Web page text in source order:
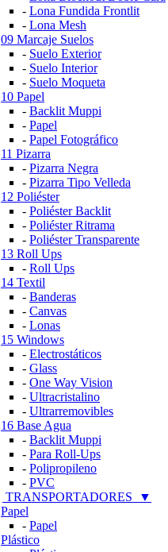
- Lona Fundida Frontlit
- Lona Mesh
09 Marcaje Suelos
- Suelo Exterior
- Suelo Interior
- Suelo Moqueta
10 Papel
- Backlit Muppi
- Papel
- Papel Fotográfico
11 Pizarra
- Pizarra Negra
- Pizarra Tipo Velleda
12 Poliéster
- Poliéster Backlit
- Poliéster Ritrama
- Poliéster Transparente
13 Roll Ups
- Roll Ups
14 Textil
- Banderas
- Canvas
- Lonas
15 Windows
- Electrostáticos
- Glass
- One Way Vision
- Ultracristalino
- Ultrarremovibles
16 Base Agua
- Backlit Muppi
- Para Roll-Ups
- Polipropileno
- PVC
TRANSPORTADORES
▼
Papel
- Papel
Plástico